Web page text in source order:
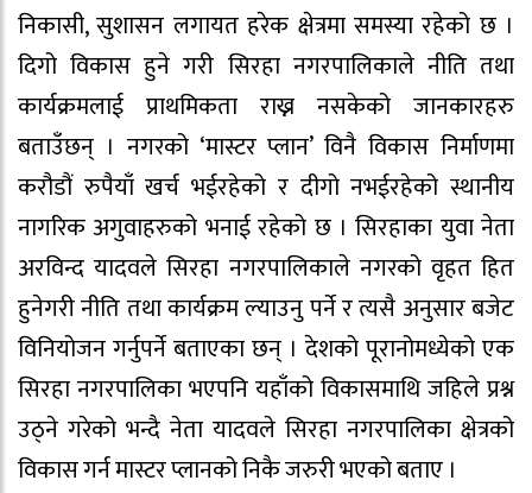
निकासी, सुशासन लगायत हरेक क्षेत्रमा समस्या रहेको छ ।
दिगो विकास हुने गरी सिरहा नगरपालिकाले नीति तथा
कार्यक्रमलाई प्राथमिकता राख्न नसकेको जानकारहरु
बताउँछन् । नगरको ‘मास्टर प्लान’ विनै विकास निर्माणमा
करौडौं रुपैयाँ खर्च भईरहेको र दीगो नभईरहेको स्थानीय
नागरिक अगुवाहरुको भनाई रहेको छ । सिरहाका युवा नेता
अरविन्द यादवले सिरहा नगरपालिकाले नगरको वृहत हित
हुनेगरी नीति तथा कार्यक्रम ल्याउनु पर्ने र त्यसै अनुसार बजेट
विनियोजन गर्नुपर्ने बताएका छन् । देशको पूरानोमध्येको एक
सिरहा नगरपालिका भएपनि यहाँको विकासमाथि जहिले प्रश्न
उठ्ने गरेको भन्दै नेता यादवले सिरहा नगरपालिका क्षेत्रको
विकास गर्न मास्टर प्लानको निकै जरुरी भएको बताए ।